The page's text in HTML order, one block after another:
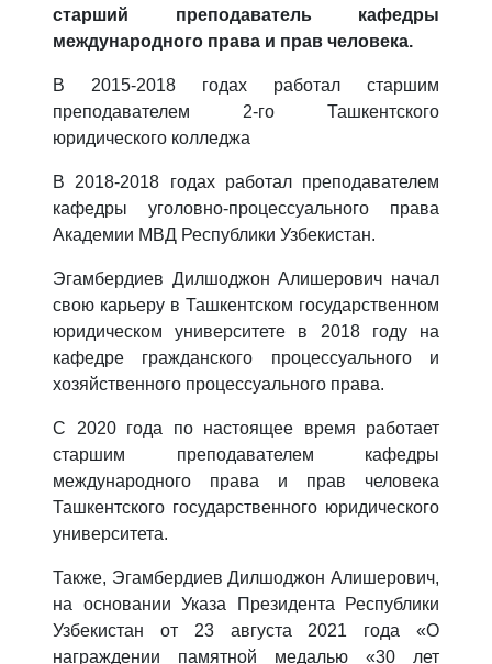
старший преподаватель кафедры
международного права и прав человека.
В 2015-2018 годах работал старшим
преподавателем 2-го Ташкентского
юридического колледжа
В 2018-2018 годах работал преподавателем
кафедры уголовно-процессуального права
Академии МВД Республики Узбекистан.
Эгамбердиев Дилшоджон Алишерович начал
свою карьеру в Ташкентском государственном
юридическом университете в 2018 году на
кафедре гражданского процессуального и
хозяйственного процессуального права.
С 2020 года по настоящее время работает
старшим преподавателем кафедры
международного права и прав человека
Ташкентского государственного юридического
университета.
Также, Эгамбердиев Дилшоджон Алишерович,
на основании Указа Президента Республики
Узбекистан от 23 августа 2021 года «О
награждении памятной медалью «30 лет